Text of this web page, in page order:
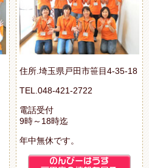
住所.埼玉県戸田市笹目4-35-18
TEL.048-421-2722
電話受付
9時～18時迄
年中無休です。